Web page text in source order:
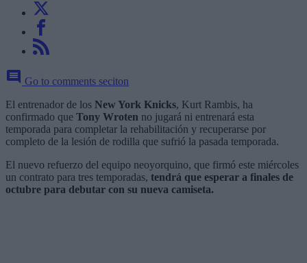
Go to comments seciton
El entrenador de los New York Knicks, Kurt Rambis, ha
confirmado que Tony Wroten no jugará ni entrenará esta
temporada para completar la rehabilitación y recuperarse por
completo de la lesión de rodilla que sufrió la pasada temporada.
El nuevo refuerzo del equipo neoyorquino, que firmó este miércoles
un contrato para tres temporadas, tendrá que esperar a finales de
octubre para debutar con su nueva camiseta.